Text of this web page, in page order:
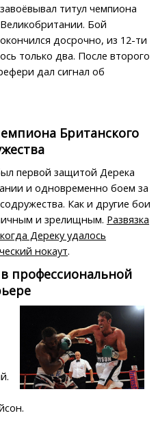
завоёвывал титул чемпиона
Великобритании. Бой
окончился досрочно, из 12-ти
только два. После второго
дал сигнал об
Британского
первой защитой Дерека
и одновременно боем за
Как и другие бои
и зрелищным. Развязка
Дереку удалось
нокаут.
профессиональной